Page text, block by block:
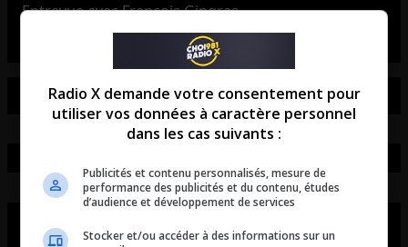
Entrevue avec François Gingras.
Radio X demande votre consentement pour
utiliser vos données à caractère personnel
dans les cas suivants :
Publicités et contenu personnalisés, mesure de
performance des publicités et du contenu, études
d’audience et développement de services
Stocker et/ou accéder à des informations sur un